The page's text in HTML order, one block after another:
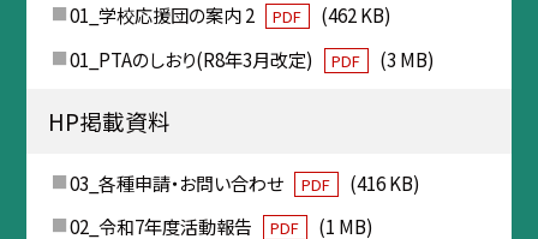
01_学校応援団の案内 2
PDF
(462 KB)
01_PTAのしおり(R8年3月改定)
PDF (3 MB)
HP掲載資料
03_各種申請・お問い合わせ PDF
(416 KB)
02_令和7年度活動報告
PDF
(1 MB)